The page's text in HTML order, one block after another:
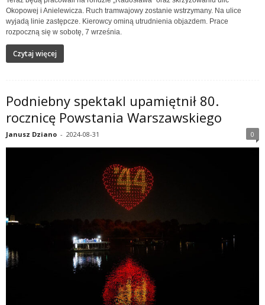
Okopowej i Anielewicza. Ruch tramwajowy zostanie wstrzymany. Na ulice
wyjadą linie zastępcze. Kierowcy ominą utrudnienia objazdem. Prace
rozpoczną się w sobotę, 7 września.
Czytaj więcej
Podniebny spektakl upamiętnił 80.
rocznicę Powstania Warszawskiego
Janusz Dziano - 2024-08-31 0